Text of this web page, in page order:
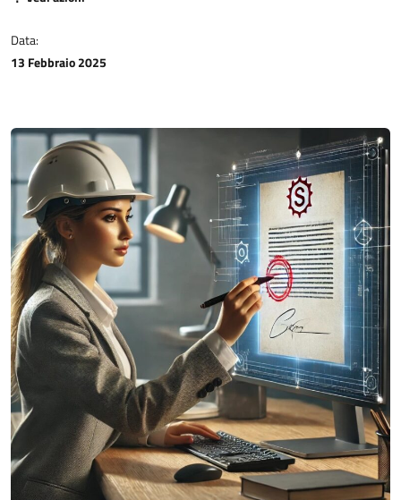
Data:
13 Febbraio 2025